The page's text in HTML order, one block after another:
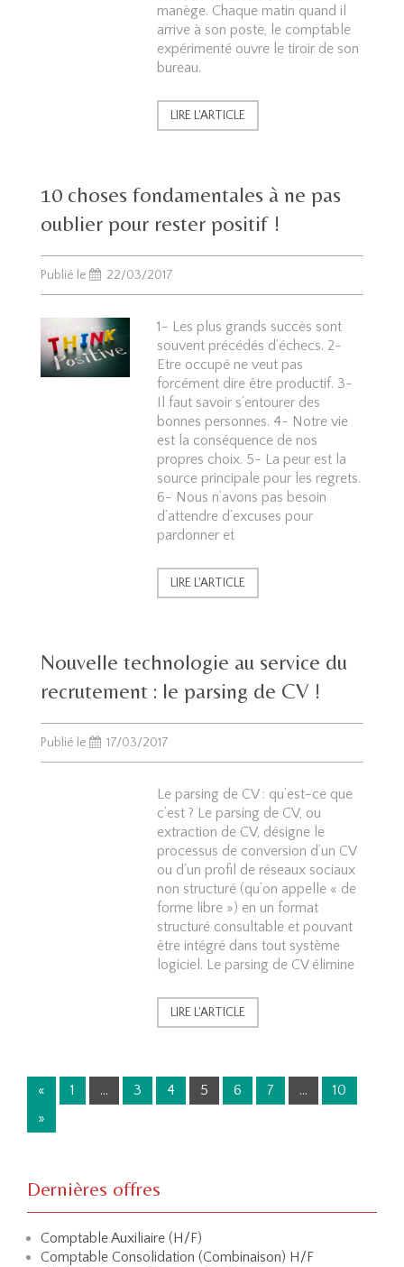
manège. Chaque matin quand il
arrive à son poste, le comptable
expérimenté ouvre le tiroir de son
bureau.
LIRE L'ARTICLE
10 choses fondamentales à ne pas
oublier pour rester positif !
Publié le 22/03/2017
1- Les plus grands succès sont
souvent précédés d’échecs. 2-
Etre occupé ne veut pas
forcément dire être productif. 3-
Il faut savoir s’entourer des
bonnes personnes. 4- Notre vie
est la conséquence de nos
propres choix. 5- La peur est la
source principale pour les regrets.
6- Nous n’avons pas besoin
d’attendre d’excuses pour
pardonner et
LIRE L'ARTICLE
Nouvelle technologie au service du
recrutement : le parsing de CV !
Publié le 17/03/2017
Le parsing de CV : qu’est-ce que
c’est ? Le parsing de CV, ou
extraction de CV, désigne le
processus de conversion d’un CV
ou d’un profil de réseaux sociaux
non structuré (qu’on appelle « de
forme libre ») en un format
structuré consultable et pouvant
être intégré dans tout système
logiciel. Le parsing de CV élimine
LIRE L'ARTICLE
P
a
e
s
:
« 1 … 3 4 5 6 7 …
10
»
Dernières offres
Comptable Auxiliaire (H/F)
Comptable Consolidation (Combinaison) H/F